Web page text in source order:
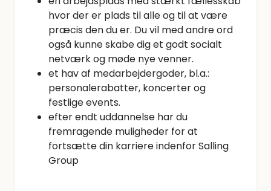
hvor der er plads til alle og til at være
præcis den du er. Du vil med andre ord
også kunne skabe dig et godt socialt
netværk og møde nye venner.
et hav af medarbejdergoder, bl.a.:
personalerabatter, koncerter og
festlige events.
efter endt uddannelse har du
fremragende muligheder for at
fortsætte din karriere indenfor Salling
Group